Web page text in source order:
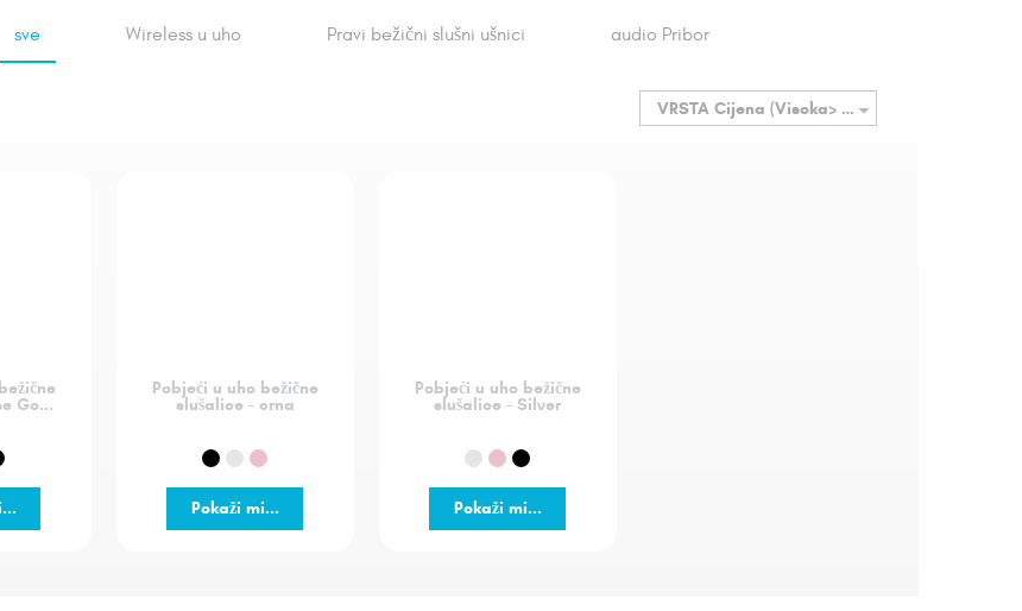
sve Wireless u uho Pravi bežični slušni ušnici audio Pribor
VRSTA Cijena (Visoka> Niska)
Go...
Pobjeći u uho bežične
slušalice - crna
Pokaži mi...
Pobjeći u uho bežične
slušalice - Silver
Pokaži mi...